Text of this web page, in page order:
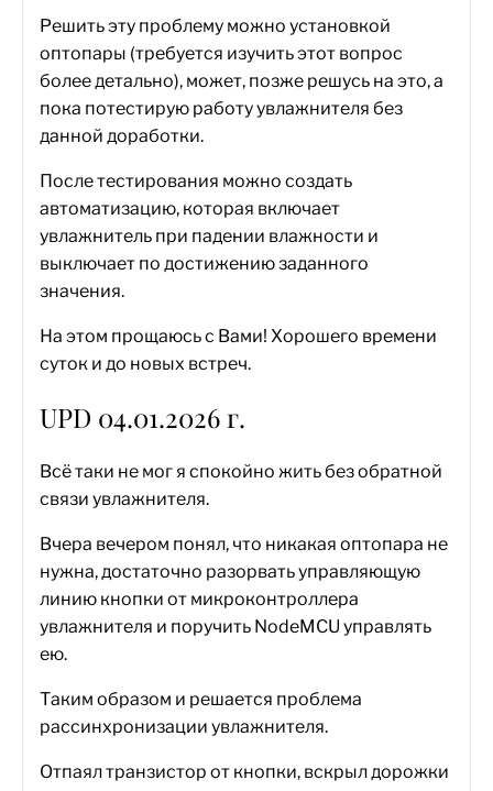
Решить эту проблему можно установкой
оптопары (требуется изучить этот вопрос
более детально), может, позже решусь на это, а
пока потестирую работу увлажнителя без
данной доработки.
После тестирования можно создать
автоматизацию, которая включает
увлажнитель при падении влажности и
выключает по достижению заданного
значения.
На этом прощаюсь с Вами! Хорошего времени
суток и до новых встреч.
UPD 04.01.2026 г.
Всё таки не мог я спокойно жить без обратной
связи увлажнителя.
Вчера вечером понял, что никакая оптопара не
нужна, достаточно разорвать управляющую
линию кнопки от микроконтроллера
увлажнителя и поручить NodeMCU управлять
ею.
Таким образом и решается проблема
рассинхронизации увлажнителя.
Отпаял транзистор от кнопки, вскрыл дорожки